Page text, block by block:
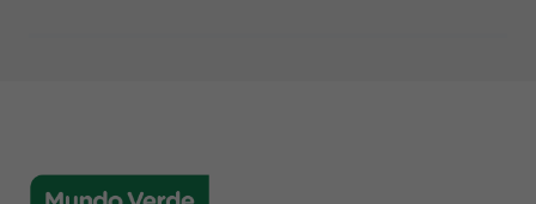
Avalie o produto de 1 até 5 estrelas